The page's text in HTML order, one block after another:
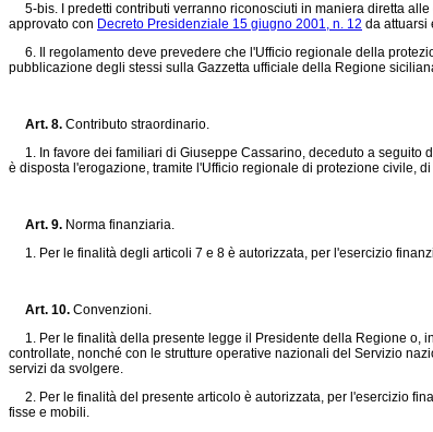
5-bis. I predetti contributi verranno riconosciuti in maniera diretta
approvato con Decreto Presidenziale 15 giugno 2001, n. 12 da attuarsi
6. Il regolamento deve prevedere che l'Ufficio regionale della
pubblicazione degli stessi sulla Gazzetta ufficiale della Regione
Art. 8. Contributo straordinario.
1. In favore dei familiari di Giuseppe Cassarino, deceduto a seguito
è disposta l'erogazione, tramite l'Ufficio regionale di protezione civile,
Art. 9. Norma finanziaria.
1. Per le finalità degli articoli 7 e 8 è autorizzata, per l'esercizio
Art. 10. Convenzioni.
1. Per le finalità della presente legge il Presidente della Regione o,
controllate, nonché con le strutture operative nazionali del Servizio
servizi da svolgere.
2. Per le finalità del presente articolo è autorizzata, per l'esercizio
fisse e mobili.